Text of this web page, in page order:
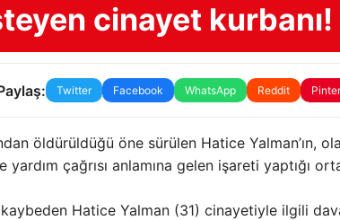
cinayet kurbanı!
Twitter Facebook WhatsApp Reddit
öldürüldüğü öne sürülen Hatice Yalman’ın,
çağrısı anlamına gelen işareti yaptığı
Hatice Yalman (31) cinayetiyle ilgili